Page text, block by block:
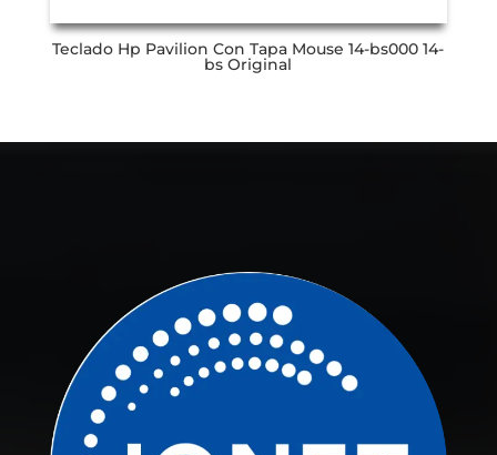
Teclado Hp Pavilion Con Tapa Mouse 14-bs000 14-
bs Original